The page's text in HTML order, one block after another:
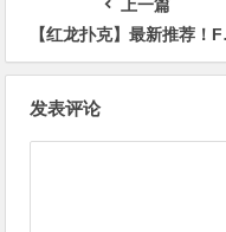
上一篇
【红龙扑克】最新推荐！F罩杯抖M女「高敷琉爱」精选作品介绍……
发表评论